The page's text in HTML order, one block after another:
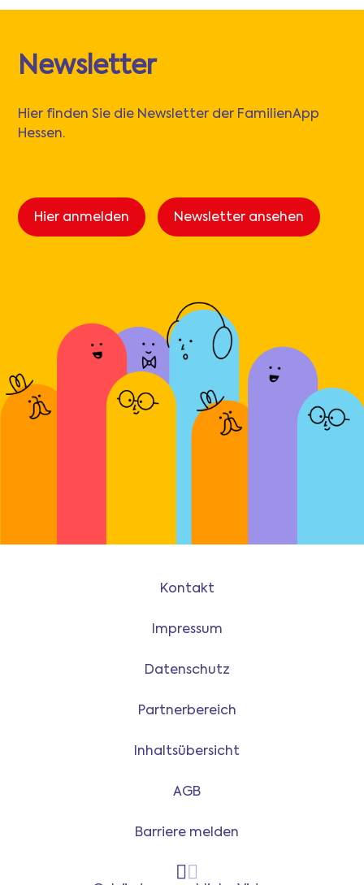
Newsletter
Hier finden Sie die Newsletter der FamilienApp
Hessen.
Hier anmelden Newsletter ansehen
Kontakt
Impressum
Datenschutz
Partnerbereich
Inhaltsübersicht
AGB
Barriere melden